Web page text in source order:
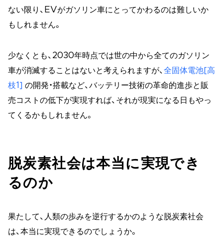
ない限り、EVがガソリン車にとってかわるのは難しいか
もしれません。
少なくとも、2030年時点では世の中から全てのガソリン
車が消滅することはないと考えられますが、 全固体電池[高
枝1] の開発・搭載など、バッテリー技術の革命的進歩と販
売コストの低下が実現すれば、それが現実になる日もやっ
てくるかもしれません。
脱炭素社会は本当に実現でき
るのか
果たして、人類の歩みを逆行するかのような脱炭素社会
は、本当に実現できるのでしょうか。